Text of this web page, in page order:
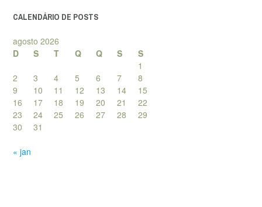
CALENDÁRIO DE POSTS
agosto 2026
D
S T Q Q S
S
1
2
3 4 5 6 7
8
9
10 11 12 13 14
15
16
17 18 19 20 21
22
23
24 25 26 27 28
29
30
31
« jan